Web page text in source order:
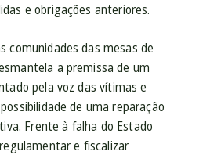
e obrigações anteriores.
comunidades das mesas de
a premissa de um
pela voz das vítimas e
de uma reparação
Frente à falha do Estado
e fiscalizar